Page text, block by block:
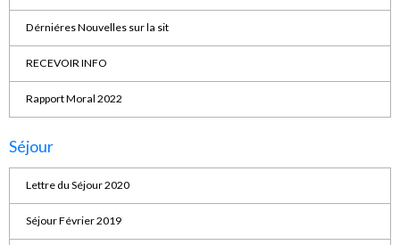
Dérniéres Nouvelles sur la sit
RECEVOIR INFO
Rapport Moral 2022
Séjour
Lettre du Séjour 2020
Séjour Février 2019